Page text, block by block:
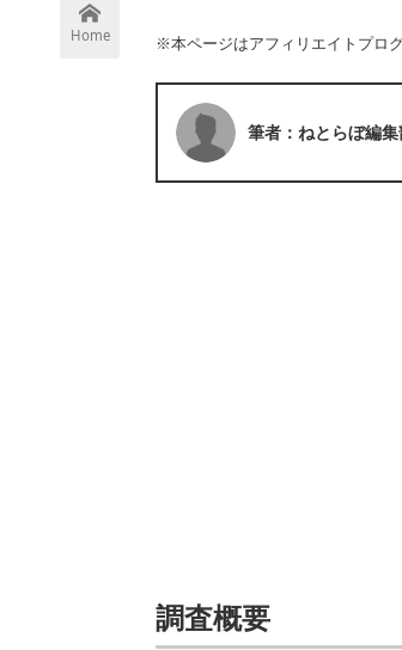
Home ※本ページはアフィリエイトプロ
筆者：ねとらぼ編集
調査概要